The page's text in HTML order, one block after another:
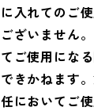
入れてのご
ざいません。
ご使用にな
きかねます
においてご使